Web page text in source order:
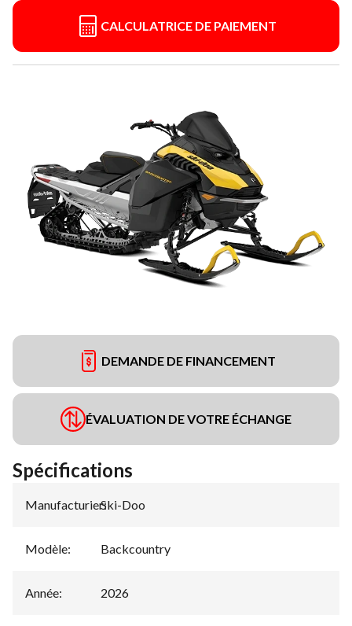
CALCULATRICE DE PAIEMENT
DEMANDE DE FINANCEMENT
ÉVALUATION DE VOTRE ÉCHANGE
Spécifications
Manufacturier:
Ski-Doo
Modèle: Backcountry
Année: 2026